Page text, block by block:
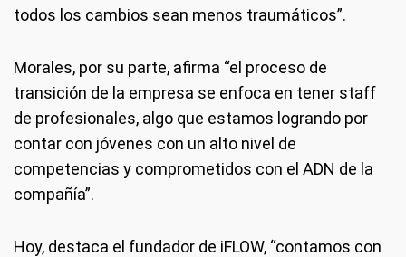
todos los cambios sean menos traumáticos”.
Morales, por su parte, afirma “el proceso de
transición de la empresa se enfoca en tener staff
de profesionales, algo que estamos logrando por
contar con jóvenes con un alto nivel de
competencias y comprometidos con el ADN de la
compañía”.
Hoy, destaca el fundador de iFLOW, “contamos con